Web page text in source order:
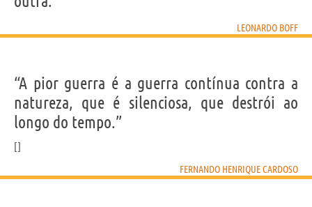
LEONARDO BOFF
“A pior guerra é a guerra contínua contra a
natureza, que é silenciosa, que destrói ao
longo do tempo.”
FERNANDO HENRIQUE CARDOSO